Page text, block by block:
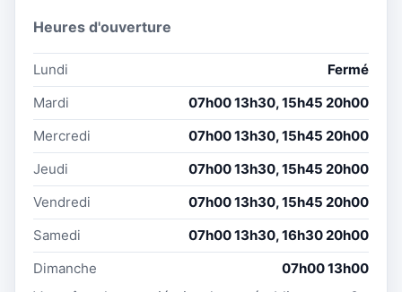
Heures d'ouverture
Lundi
Fermé
Mardi
07h00 13h30, 15h45 20h00
Mercredi
07h00 13h30, 15h45 20h00
Jeudi
07h00 13h30, 15h45 20h00
Vendredi
07h00 13h30, 15h45 20h00
Samedi
07h00 13h30, 16h30 20h00
Dimanche
07h00 13h00